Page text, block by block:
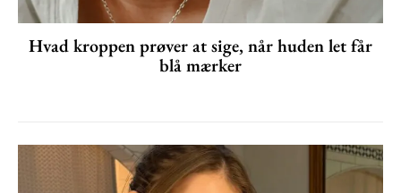
Hvad kroppen prøver at sige, når huden let får
blå mærker